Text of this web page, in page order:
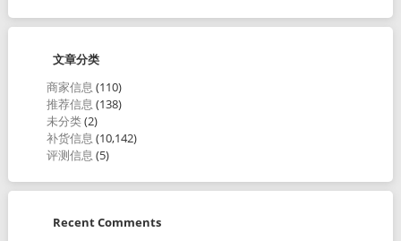
文章分类
商家信息 (110)
推荐信息 (138)
未分类(2)
补货信息 (10,142)
评测信息 (5)
Recent Comments